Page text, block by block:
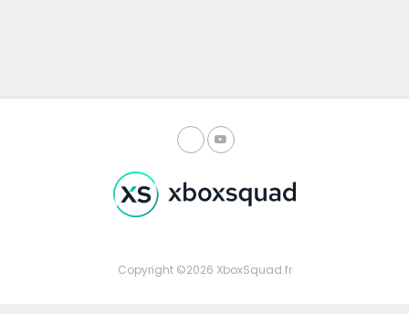
Copyright ©2026 XboxSquad.fr